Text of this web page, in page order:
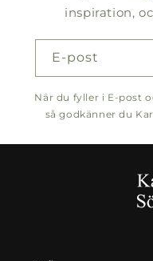
inspiration,
E-post
När du fyller i E-post
så godkänner du